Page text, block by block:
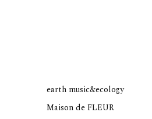
earth music&ecology
Maison de FLEUR